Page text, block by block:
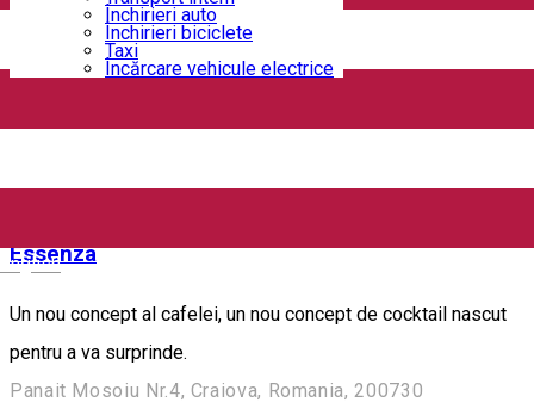
English
Închirieri auto
Închirieri biciclete
Taxi
Încărcare vehicule electrice
Escape este situat exact pe malul Dunarii, in Portul Bechet,
fata in fata cu orasul Oryahovo din Bulgaria.
Deschis
Essenza
Un nou concept al cafelei, un nou concept de cocktail nascut
pentru a va surprinde.
Panait Mosoiu Nr.4, Craiova, Romania, 200730